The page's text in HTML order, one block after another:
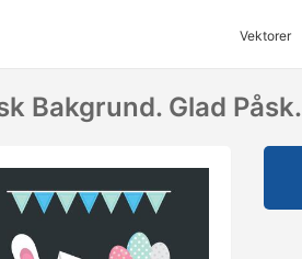
Vektorer
Bakgrund. Glad Påsk.